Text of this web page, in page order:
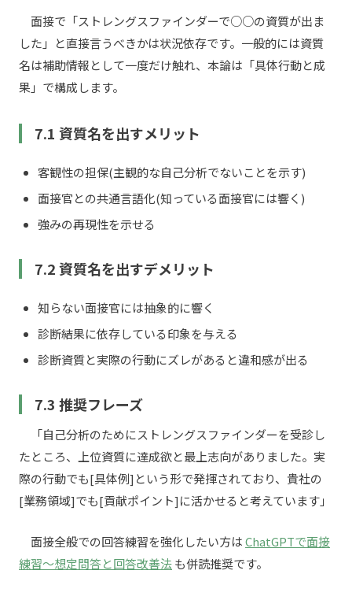
面接で「ストレングスファインダーで○○の資質が出ま
した」と直接言うべきかは状況依存です。一般的には資質
名は補助情報として一度だけ触れ、本論は「具体行動と成
果」で構成します。
7.1 資質名を出すメリット
客観性の担保(主観的な自己分析でないことを示す)
面接官との共通言語化(知っている面接官には響く)
強みの再現性を示せる
7.2 資質名を出すデメリット
知らない面接官には抽象的に響く
診断結果に依存している印象を与える
診断資質と実際の行動にズレがあると違和感が出る
7.3 推奨フレーズ
「自己分析のためにストレングスファインダーを受診し
たところ、上位資質に達成欲と最上志向がありました。実
際の行動でも[具体例]という形で発揮されており、貴社の
[業務領域]でも[貢献ポイント]に活かせると考えています」
面接全般での回答練習を強化したい方はChatGPTで面接
練習〜想定問答と回答改善法も併読推奨です。